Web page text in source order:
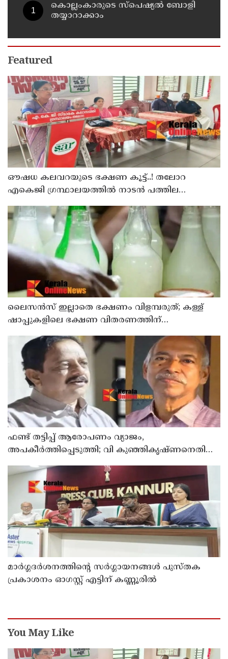
കൊല്ലംകാരുടെ സ്പെഷ്യൽ ബോളി
തയ്യാറാക്കാം
Featured
ഔഷധ കലവറയുടെ ഭക്ഷണ കൂട്ട്..! തലോറ
എകെജി ഗ്രന്ഥാലയത്തിൽ നാടൻ പത്തില
കറികളുടെ പ്രദർശനവും ക്ലാസും സംഘടിപ്പിച്ചു
ലൈസന്‍സ് ഇല്ലാതെ ഭക്ഷണം വിളമ്പരുത്; കള്ള്
ഷാപ്പുകളിലെ ഭക്ഷണ വിതരണത്തിന്
ഭക്ഷ്യസുരക്ഷാ ലൈസന്‍സ് കര്‍ശനമാക്കി
എക്‌സൈസ്
ഫണ്ട് തട്ടിപ്പ് ആരോപണം വ്യാജം,
അപകീർത്തിപ്പെടുത്തി; വി കുഞ്ഞികൃഷ്ണനെതിരെ
നിയമനടപടിയുമായി ടി ഐ മധുസൂദനൻ
മാർഗ്ഗദർശനത്തിന്റെ സർഗ്ഗായനങ്ങൾ പുസ്തക
പ്രകാശനം ഓഗസ്റ്റ് എട്ടിന് കണ്ണൂരിൽ
You May Like